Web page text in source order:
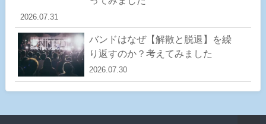
2026.07.31
バンドはなぜ【解散と脱退】を繰
り返すのか？考えてみました
2026.07.30